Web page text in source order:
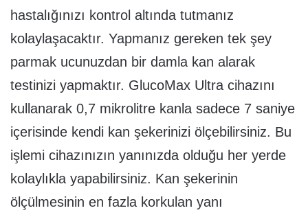
hastalığınızı kontrol altında tutmanız
kolaylaşacaktır. Yapmanız gereken tek şey
parmak ucunuzdan bir damla kan alarak
testinizi yapmaktır. GlucoMax Ultra cihazını
kullanarak 0,7 mikrolitre kanla sadece 7 saniye
içerisinde kendi kan şekerinizi ölçebilirsiniz. Bu
işlemi cihazınızın yanınızda olduğu her yerde
kolaylıkla yapabilirsiniz. Kan şekerinin
ölçülmesinin en fazla korkulan yanı